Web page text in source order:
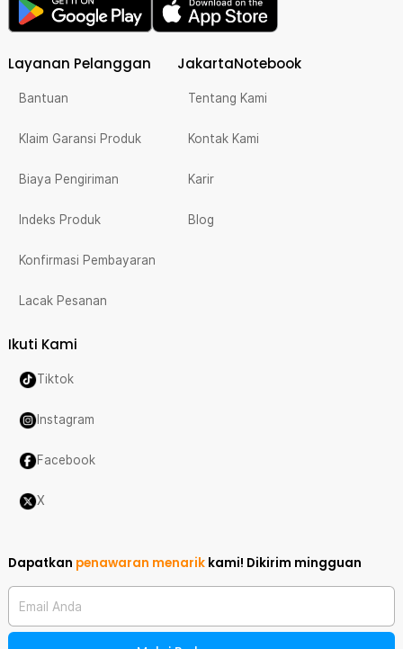
Layanan Pelanggan
Bantuan
Klaim Garansi Produk
Biaya Pengiriman
Indeks Produk
Konfirmasi Pembayaran
Lacak Pesanan
JakartaNotebook
Tentang Kami
Kontak Kami
Karir
Blog
Ikuti Kami
Tiktok
Instagram
Facebook
X
Dapatkan penawaran menarik kami! Dikirim mingguan
Email Anda